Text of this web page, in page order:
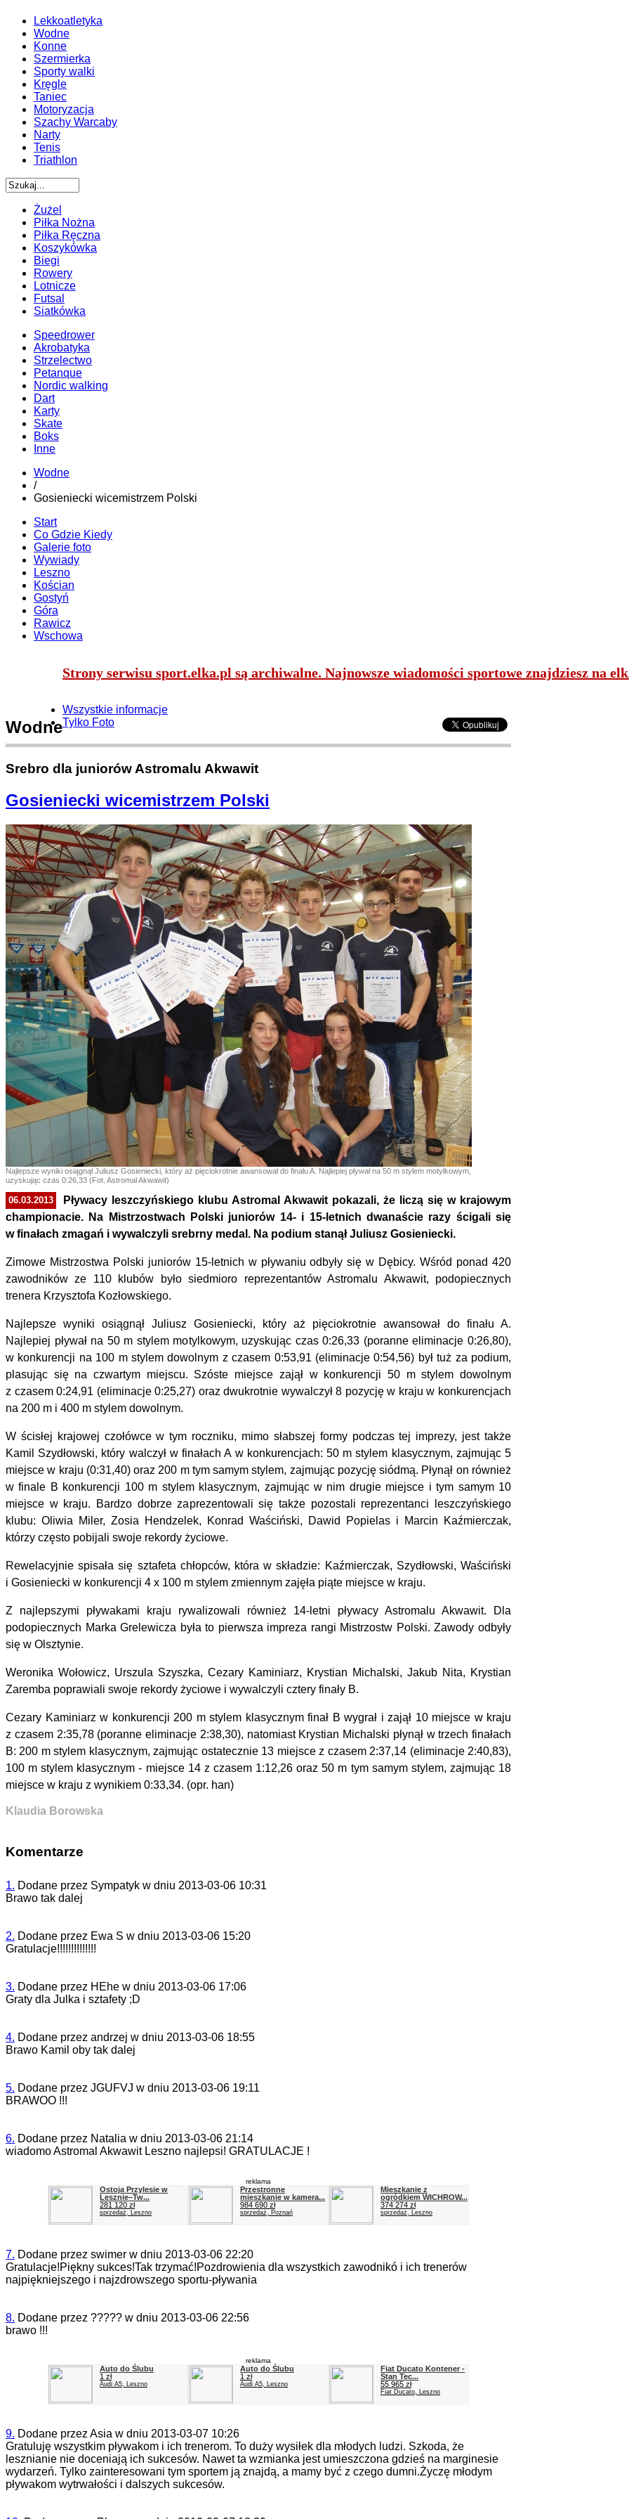
Lekkoatletyka
Wodne
Konne
Szermierka
Sporty walki
Kręgle
Taniec
Motoryzacja
Szachy Warcaby
Narty
Tenis
Triathlon
Żużel
Piłka Nożna
Piłka Ręczna
Koszykówka
Biegi
Rowery
Lotnicze
Futsal
Siatkówka
Speedrower
Akrobatyka
Strzelectwo
Petanque
Nordic walking
Dart
Karty
Skate
Boks
Inne
Wodne
/
Gosieniecki wicemistrzem Polski
Start
Co Gdzie Kiedy
Galerie foto
Wywiady
Leszno
Kościan
Gostyń
Góra
Rawicz
Wschowa
Strony serwisu sport.elka.pl są archiwalne. Najnowsze wiadomości sportowe znajdziesz na
Wodne
Wszystkie informacje
Tylko Foto
Srebro dla juniorów Astromalu Akwawit
Gosieniecki wicemistrzem Polski
Najlepsze wyniki osiągnął Juliusz Gosieniecki, który aż pięciokrotnie awansował do finału A. Najlepiej pływał na 50 m stylem motylkowym,
uzyskując czas 0:26,33 (Fot. Astromal Akwawit)
06.03.2013
Pływacy leszczyńskiego klubu Astromal Akwawit pokazali, że liczą się w krajowym
championacie. Na Mistrzostwach Polski juniorów 14- i 15-letnich dwanaście razy ścigali się
w finałach zmagań i wywalczyli srebrny medal. Na podium stanął Juliusz Gosieniecki.
Zimowe Mistrzostwa Polski juniorów 15-letnich w pływaniu odbyły się w Dębicy. Wśród ponad 420
zawodników ze 110 klubów było siedmioro reprezentantów Astromalu Akwawit, podopiecznych
trenera Krzysztofa Kozłowskiego.
Najlepsze wyniki osiągnął Juliusz Gosieniecki, który aż pięciokrotnie awansował do finału A.
Najlepiej pływał na 50 m stylem motylkowym, uzyskując czas 0:26,33 (poranne eliminacje 0:26,80),
w konkurencji na 100 m stylem dowolnym z czasem 0:53,91 (eliminacje 0:54,56) był tuż za podium,
plasując się na czwartym miejscu. Szóste miejsce zajął w konkurencji 50 m stylem dowolnym
z czasem 0:24,91 (eliminacje 0:25,27) oraz dwukrotnie wywalczył 8 pozycję w kraju w konkurencjach
na 200 m i 400 m stylem dowolnym.
W ścisłej krajowej czołówce w tym roczniku, mimo słabszej formy podczas tej imprezy, jest także
Kamil Szydłowski, który walczył w finałach A w konkurencjach: 50 m stylem klasycznym, zajmując 5
miejsce w kraju (0:31,40) oraz 200 m tym samym stylem, zajmując pozycję siódmą. Płynął on również
w finale B konkurencji 100 m stylem klasycznym, zajmując w nim drugie miejsce i tym samym 10
miejsce w kraju. Bardzo dobrze zaprezentowali się także pozostali reprezentanci leszczyńskiego
klubu: Oliwia Miler, Zosia Hendzelek, Konrad Waściński, Dawid Popielas i Marcin Kaźmierczak,
którzy często pobijali swoje rekordy życiowe.
Rewelacyjnie spisała się sztafeta chłopców, która w składzie: Kaźmierczak, Szydłowski, Waściński
i Gosieniecki w konkurencji 4 x 100 m stylem zmiennym zajęła piąte miejsce w kraju.
Z najlepszymi pływakami kraju rywalizowali również 14-letni pływacy Astromalu Akwawit. Dla
podopiecznych Marka Grelewicza była to pierwsza impreza rangi Mistrzostw Polski. Zawody odbyły
się w Olsztynie.
Weronika Wołowicz, Urszula Szyszka, Cezary Kaminiarz, Krystian Michalski, Jakub Nita, Krystian
Zaremba poprawiali swoje rekordy życiowe i wywalczyli cztery finały B.
Cezary Kaminiarz w konkurencji 200 m stylem klasycznym finał B wygrał i zajął 10 miejsce w kraju
z czasem 2:35,78 (poranne eliminacje 2:38,30), natomiast Krystian Michalski płynął w trzech finałach
B: 200 m stylem klasycznym, zajmując ostatecznie 13 miejsce z czasem 2:37,14 (eliminacje 2:40,83),
100 m stylem klasycznym - miejsce 14 z czasem 1:12,26 oraz 50 m tym samym stylem, zajmując 18
miejsce w kraju z wynikiem 0:33,34. (opr. han)
Klaudia Borowska
Komentarze
1. Dodane przez Sympatyk w dniu 2013-03-06 10:31
Brawo tak dalej
2. Dodane przez Ewa S w dniu 2013-03-06 15:20
Gratulacje!!!!!!!!!!!!!!
3. Dodane przez HEhe w dniu 2013-03-06 17:06
Graty dla Julka i sztafety ;D
4. Dodane przez andrzej w dniu 2013-03-06 18:55
Brawo Kamil oby tak dalej
5. Dodane przez JGUFVJ w dniu 2013-03-06 19:11
BRAWOO !!!
6. Dodane przez Natalia w dniu 2013-03-06 21:14
wiadomo Astromal Akwawit Leszno najlepsi! GRATULACJE !
reklama
Ostoja Przylesie w
Lesznie–Tw...
281 120 zł
sprzedaż, Leszno
Przestronne
mieszkanie w kamera...
984 690 zł
sprzedaż, Poznań
Mieszkanie z
ogródkiem WICHROW...
374 274 zł
sprzedaż, Leszno
7. Dodane przez swimer w dniu 2013-03-06 22:20
Gratulacje!Piękny sukces!Tak trzymać!Pozdrowienia dla wszystkich zawodnikó i ich trenerów
najpiękniejszego i najzdrowszego sportu-pływania
8. Dodane przez ????? w dniu 2013-03-06 22:56
brawo !!!
reklama
Auto do Ślubu
1 zł
Audi A5, Leszno
Auto do Ślubu
1 zł
Audi A5, Leszno
Fiat Ducato Kontener -
Stan Tec...
55 965 zł
Fiat Ducato, Leszno
9. Dodane przez Asia w dniu 2013-03-07 10:26
Gratuluję wszystkim pływakom i ich trenerom. To duży wysiłek dla młodych ludzi. Szkoda, że
lesznianie nie doceniają ich sukcesów. Nawet ta wzmianka jest umieszczona gdzieś na marginesie
wydarzeń. Tylko zainteresowani tym sportem ją znajdą, a mamy być z czego dumni.Życzę młodym
pływakom wytrwałości i dalszych sukcesów.